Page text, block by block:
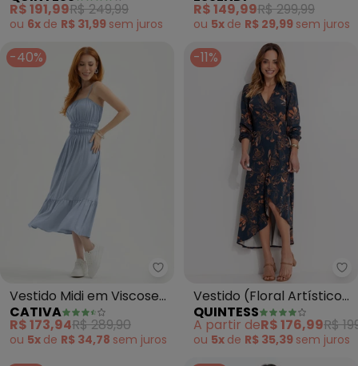
R$ 191,99R$ 249,99
ou 6x de R$ 31,99 sem juros
R$ 149,99R$ 299,99
ou 5x de R$ 29,99 sem juros
-40%
Cativa - Vestido Midi em
Vestido Midi em Viscose
(Azul Claro)
CATIVA
R$ 173,94R$ 289,90
ou 5x de R$ 34,78 sem juros
-11%
Vestido (Floral Artístico)
em Malha de Viscose
QUINTESS
A partir deR$ 176,99R$
ou 5x de R$ 35,39 sem juros